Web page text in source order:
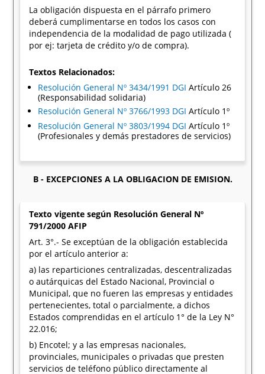
La obligación dispuesta en el párrafo primero
deberá cumplimentarse en todos los casos con
independencia de la modalidad de pago utilizada (
por ej: tarjeta de crédito y/o de compra).
Textos Relacionados:
Resolución General Nº 3434/1991 DGI Artículo 26
(Responsabilidad solidaria)
Resolución General Nº 3766/1993 DGI Artículo 1º
Resolución General Nº 3803/1994 DGI Artículo 1º
(Profesionales y demás prestadores de servicios)
B - EXCEPCIONES A LA OBLIGACION DE EMISION.
Texto vigente según Resolución General Nº
791/2000 AFIP
Art. 3°.- Se exceptúan de la obligación establecida
por el artículo anterior a:
a) las reparticiones centralizadas, descentralizadas
o autárquicas del Estado Nacional, Provincial o
Municipal, que no fueren las empresas y entidades
pertenecientes, total o parcialmente, a dichos
Estados comprendidas en el artículo 1° de la Ley N°
22.016;
b) Encotel; y a las empresas nacionales,
provinciales, municipales o privadas que presten
servicios de teléfono público directamente al